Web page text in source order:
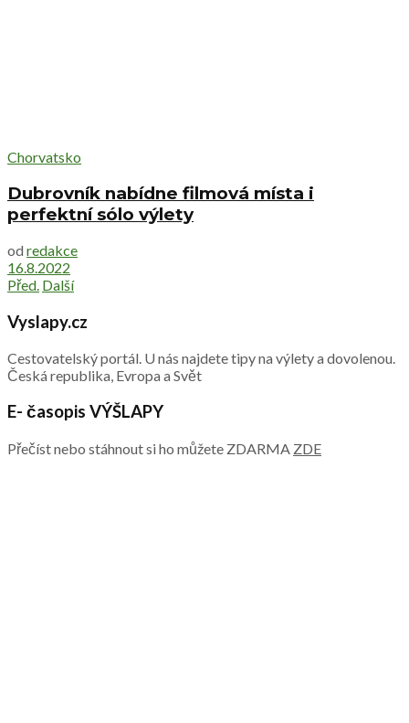
Chorvatsko
Dubrovník nabídne filmová místa i
perfektní sólo výlety
od redakce
16.8.2022
Před. Další
Vyslapy.cz
Cestovatelský portál. U nás najdete tipy na výlety a dovolenou.
Česká republika, Evropa a Svět
E- časopis VÝŠLAPY
Přečíst nebo stáhnout si ho můžete ZDARMA ZDE